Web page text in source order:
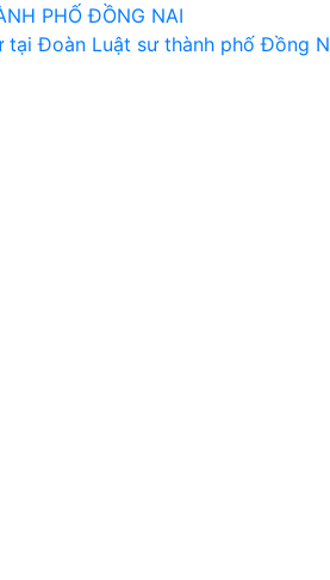
PHỐ ĐỒNG NAI
Đoàn Luật sư thành phố Đồng